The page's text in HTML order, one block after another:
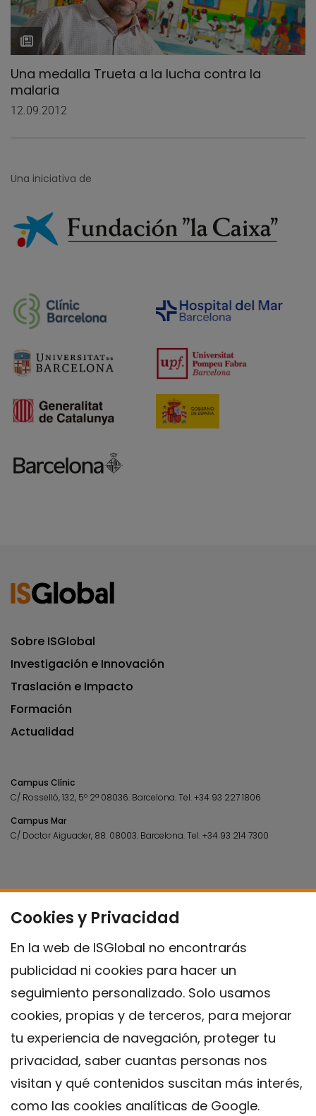
Una medalla Trueta a la lucha contra la
malaria
12.09.2012
Cookies y Privacidad
En la web de ISGlobal no encontrarás
publicidad ni cookies para hacer un
seguimiento personalizado. Solo usamos
cookies, propias y de terceros, para mejorar
tu experiencia de navegación, proteger tu
privacidad, saber cuantas personas nos
visitan y qué contenidos suscitan más interés,
como las cookies analíticas de Google.
Una iniciativa de
Sobre ISGlobal
Investigación e Innovación
Traslación e Impacto
Formación
Actualidad
Campus Clínic
C/ Rosselló, 132, 5º 2ª 08036. Barcelona.Tel.+34 93 227 1806
Campus Mar
C/ Doctor Aiguader, 88. 08003. Barcelona.Tel.+34 93 214 7300